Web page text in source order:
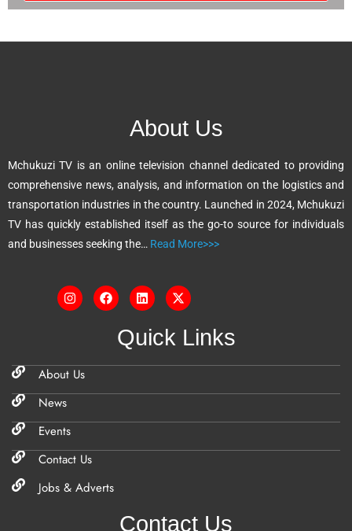
A
i
v
e
:
About Us
Mchukuzi TV is an online television channel dedicated to providing
comprehensive news, analysis, and information on the logistics and
transportation industries in the country. Launched in 2024, Mchukuzi
TV has quickly established itself as the go-to source for individuals
and businesses seeking the… Read More>>>
Quick Links
About Us
News
Events
Contact Us
Jobs & Adverts
Contact Us